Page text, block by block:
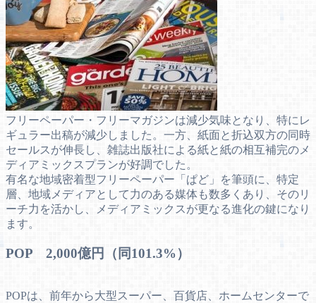
フリーペーパー・フリーマガジンは減少気味となり、特にレ
ギュラー出稿が減少しました。一方、紙面と折込双方の同時
セールスが伸長し、雑誌出版社による紙と紙の相互補完のメ
ディアミックスプランが好調でした。
有名な地域密着型フリーペーパー「ぱど」を筆頭に、特定
層、地域メディアとして力のある媒体も数多くあり、そのリ
ーチ力を活かし、メディアミックスが更なる進化の鍵になり
ます。
POP 2,000億円（同101.3%）
POPは、前年から大型スーパー、百貨店、ホームセンターで